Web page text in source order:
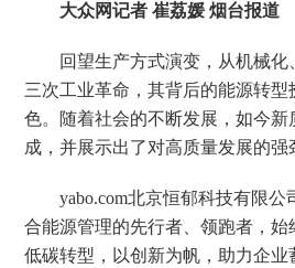
大众网记者 崔荔媛 烟台报道
回望生产方式演变，从机械化
三次工业革命，其背后的能源转型
色。随着社会的不断发展，如今
成，并展示出了对高质量发展的强
yabo.com北京恒郁科技有限公
合能源管理的先行者、领跑者，
低碳转型，以创新为帆，助力企业